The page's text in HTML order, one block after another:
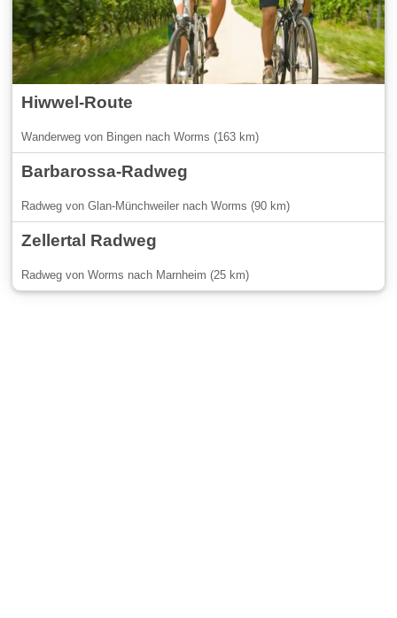
Hiwwel-Route
Wanderweg von Bingen nach Worms (163 km)
Barbarossa-Radweg
Radweg von Glan-Münchweiler nach Worms (90 km)
Zellertal Radweg
Radweg von Worms nach Marnheim (25 km)